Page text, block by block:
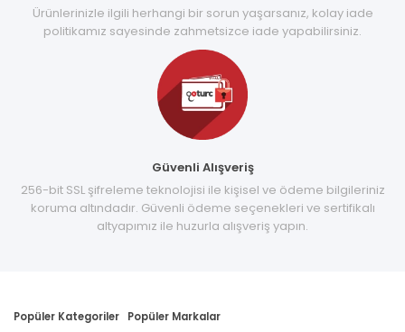
Ürünlerinizle ilgili herhangi bir sorun yaşarsanız, kolay iade
politikamız sayesinde zahmetsizce iade yapabilirsiniz.
Güvenli Alışveriş
256-bit SSL şifreleme teknolojisi ile kişisel ve ödeme bilgileriniz
koruma altındadır. Güvenli ödeme seçenekleri ve sertifikalı
altyapımız ile huzurla alışveriş yapın.
Popüler Kategoriler Popüler Markalar